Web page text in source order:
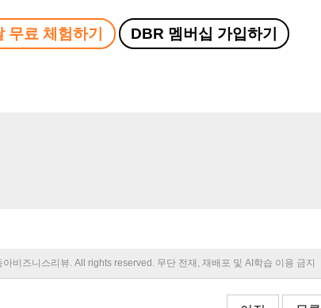
무료 체험하기 DBR 멤버십 가입하기
비즈니스리뷰. All rights reserved. 무단 전재, 재배포 및 AI학습 이용 금지